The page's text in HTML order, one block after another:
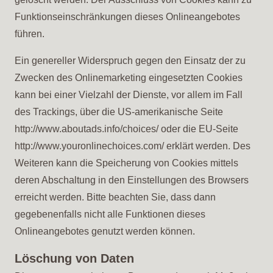
Funktionseinschränkungen dieses Onlineangebotes
führen.
Ein genereller Widerspruch gegen den Einsatz der zu
Zwecken des Onlinemarketing eingesetzten Cookies
kann bei einer Vielzahl der Dienste, vor allem im Fall
des Trackings, über die US-amerikanische Seite
http://www.aboutads.info/choices/ oder die EU-Seite
http://www.youronlinechoices.com/ erklärt werden. Des
Weiteren kann die Speicherung von Cookies mittels
deren Abschaltung in den Einstellungen des Browsers
erreicht werden. Bitte beachten Sie, dass dann
gegebenenfalls nicht alle Funktionen dieses
Onlineangebotes genutzt werden können.
Löschung von Daten